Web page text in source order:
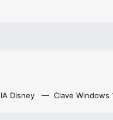
IA Disney Clave Windows